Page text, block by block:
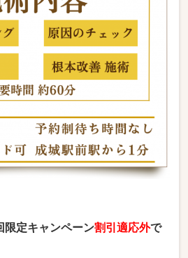
限定キャンペーン割引適応外で